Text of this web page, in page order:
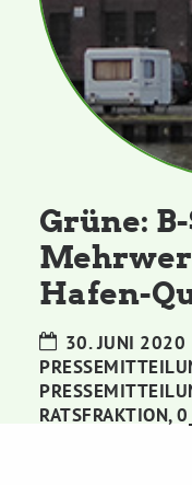
Ortsverbände
Kommissionen
Grünes Zentrum
Personen
Sylvia Rietenberg,
Grüne:
Hafen-
30. JUNI 2020
RATSFRAKTION,